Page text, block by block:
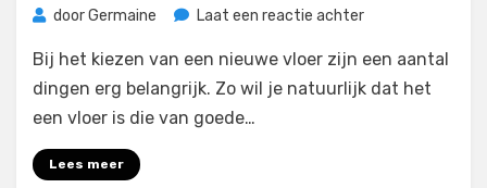
doorGermaine Laat een reactie achterop
zijn
de
Bij het kiezen van een nieuwe vloer zijn een aantal
dingen erg belangrijk. Zo wil je natuurlijk dat het
een vloer is die van goede…
Lees meer